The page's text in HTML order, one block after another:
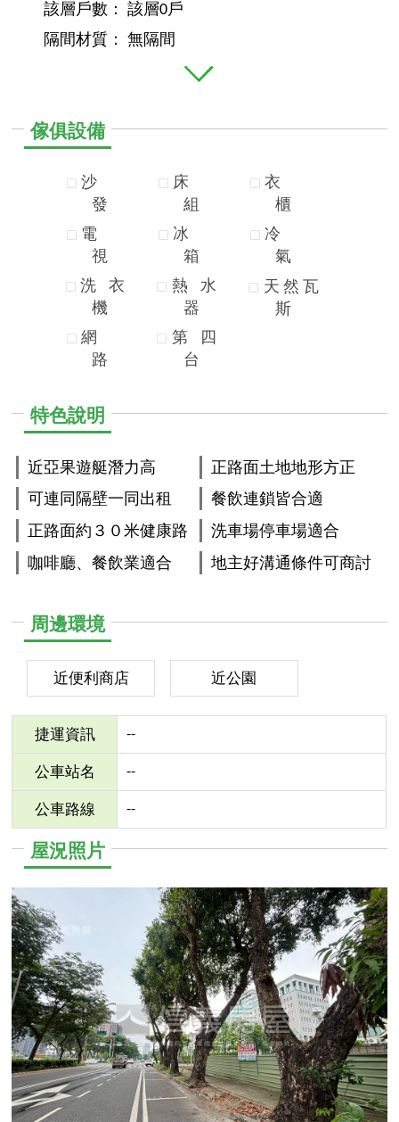
該層戶數：
該層0戶
隔間材質：
無隔間
傢俱設備
沙
發
電
視
洗
衣
機
網
路
床
組
冰
箱
熱
水
器
第
四
台
衣
櫃
冷
氣
天 然 瓦
斯
特色說明
近亞果遊艇潛力高
可連同隔壁一同出租
正路面約３０米健康路
咖啡廳、餐飲業適合
正路面土地地形方正
餐飲連鎖皆合適
洗車場停車場適合
地主好溝通條件可商討
周邊環境
近便利商店 近公園
捷運資訊 --
公車站名 --
公車路線 --
屋況照片